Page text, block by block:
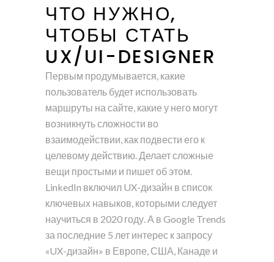
ЧТО НУЖНО,
ЧТОБЫ СТАТЬ
UX/UI-DESIGNER
Первым продумывается, какие
пользователь будет использовать
маршруты на сайте, какие у него могут
возникнуть сложности во
взаимодействии, как подвести его к
целевому действию. Делает сложные
вещи простыми и пишет об этом.
LinkedIn включил UX-дизайн в список
ключевых навыков, которыми следует
научиться в 2020 году. А в Google Trends
за последние 5 лет интерес к запросу
«UX-дизайн» в Европе, США, Канаде и